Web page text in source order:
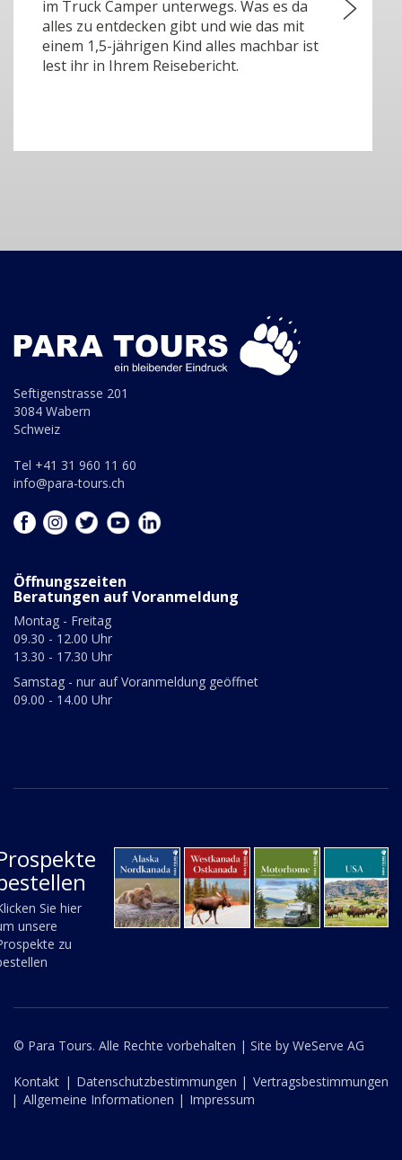
im Truck Camper unterwegs. Was es da
alles zu entdecken gibt und wie das mit
einem 1,5-jährigen Kind alles machbar ist
lest ihr in Ihrem Reisebericht.
Seftigenstrasse 201
3084 Wabern
Schweiz
Tel +41 31 960 11 60
info@para-tours.ch
Öffnungszeiten
Beratungen auf Voranmeldung
Montag - Freitag
09.30 - 12.00 Uhr
13.30 - 17.30 Uhr
Samstag - nur auf Voranmeldung geöffnet
09.00 - 14.00 Uhr
Sie hier
unsere
zu
© Para Tours. Alle Rechte vorbehalten | Site by WeServe AG
Kontakt | Datenschutzbestimmungen | Vertragsbestimmungen
| Allgemeine Informationen | Impressum